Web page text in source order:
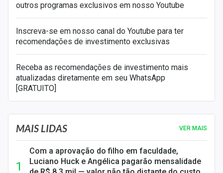
outros programas exclusivos em nosso Youtube
Inscreva-se em nosso canal do Youtube para ter
recomendações de investimento exclusivas
Receba as recomendações de investimento mais
atualizadas diretamente em seu WhatsApp
[GRATUITO]
MAIS LIDAS VER MAIS
Com a aprovação do filho em faculdade,
Luciano Huck e Angélica pagarão mensalidade